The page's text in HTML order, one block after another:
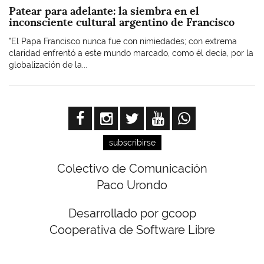
Patear para adelante: la siembra en el
inconsciente cultural argentino de Francisco
"El Papa Francisco nunca fue con nimiedades; con extrema
claridad enfrentó a este mundo marcado, como él decía, por la
globalización de la...
subscribirse
Colectivo de Comunicación
Paco Urondo
Desarrollado por gcoop
Cooperativa de Software Libre